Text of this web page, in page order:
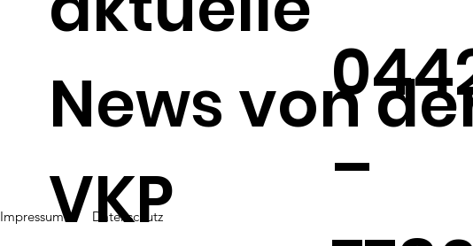
News von
VKP
Impressum Datenschutz
–